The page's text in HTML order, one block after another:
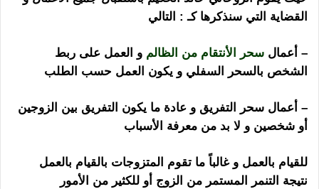
القضاية التي سنذكرها كـ : التالي
– أعمال سحر الأنتقام من الظالم و العمل على ربط
الشخص بالسحر السفلي و يكون العمل حسب الطلب
– أعمال سحر التفريق و عادة ما يكون التفريق بين الزوجين
أو شخصين و لا بد من معرفة الأسباب
للقيام بالعمل و غالباً ما تقوم المتزوجات بالقيام بالعمل
نتيجة التنمر المستمر من الزوج أو للكثير من الأمور